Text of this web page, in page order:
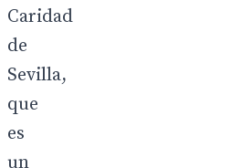
Caridad
de
Sevilla,
que
es
un